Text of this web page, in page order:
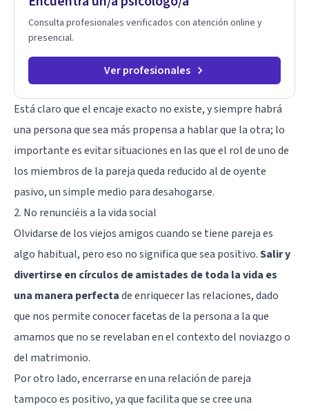
Consulta profesionales verificados con atención online y
presencial.
Ver profesionales
Está claro que el encaje exacto no existe, y siempre habrá
una persona que sea más propensa a hablar que la otra; lo
importante es evitar situaciones en las que el rol de uno de
los miembros de la pareja queda reducido al de oyente
pasivo, un simple medio para desahogarse.
2. No renunciéis a la vida social
Olvidarse de los viejos amigos cuando se tiene pareja es
algo habitual, pero eso no significa que sea positivo.Salir y
divertirse en círculos de amistades de toda la vida es
una manera perfectade enriquecer las relaciones, dado
que nos permite conocer facetas de la persona a la que
amamos que no se revelaban en el contexto del noviazgo o
del matrimonio.
Por otro lado, encerrarse en una relación de pareja
tampoco es positivo, ya que facilita que se cree una